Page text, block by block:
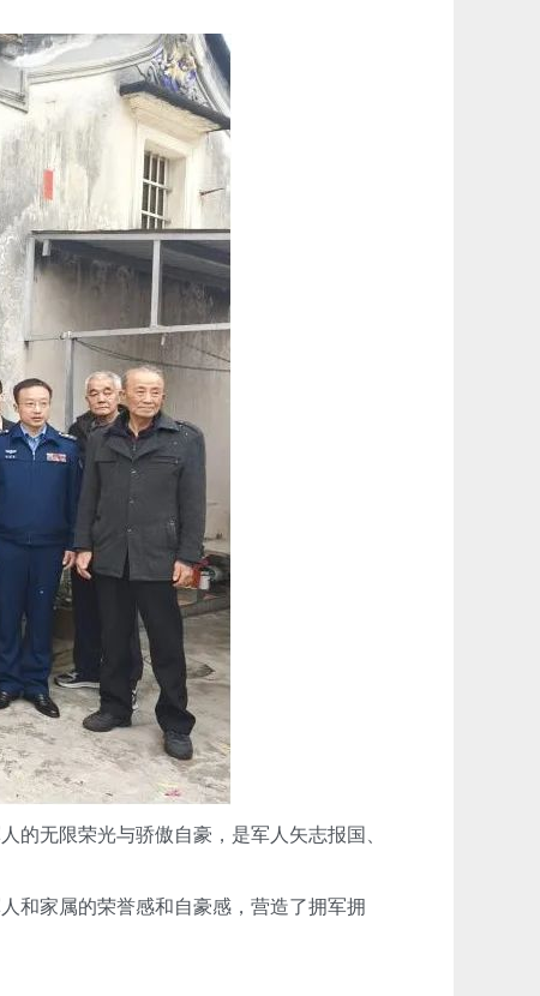
无限荣光与骄傲自豪，是军人矢志报国、
家属的荣誉感和自豪感，营造了拥军拥